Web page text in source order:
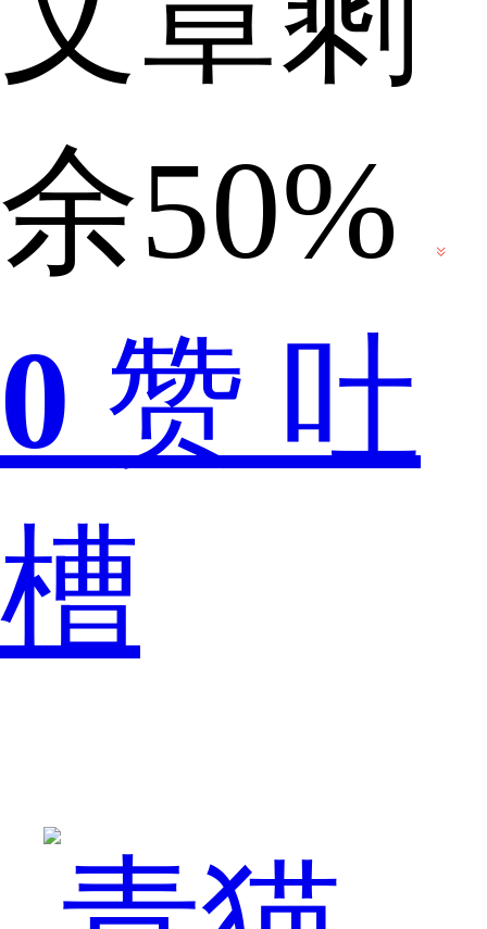
过
《诗
经》
中
全
余50%
0 赞 吐
槽